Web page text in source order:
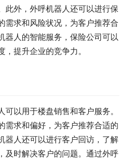
此外，外呼机器人还可以进行保
需求和风险状况，为客户推荐合
器人的智能服务，保险公司可以
提升企业的竞争力。
以用于楼盘销售和客户服务。
需求和偏好，为客户推荐合适的
器人还可以进行客户回访，了解
及时解决客户的问题。通过外呼